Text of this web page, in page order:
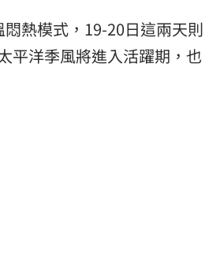
熱模式，19-20日這兩天則
平洋季風將進入活躍期，也